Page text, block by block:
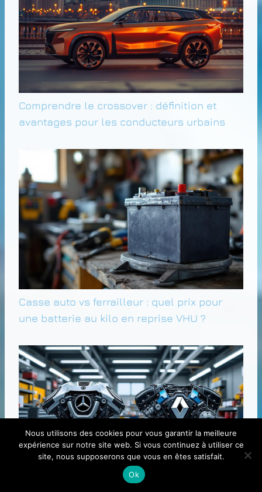
Comprendre le crossover : définition et
avantages pour les conducteurs urbains
Casse auto vs ferrailleur : quel prix pour
une batterie au kilo en reprise VHU ?
Mercedes et Renault : Analyse des moteurs
Nous utilisons des cookies pour vous garantir la meilleure
expérience sur notre site web. Si vous continuez à utiliser ce
site, nous supposerons que vous en êtes satisfait.
Ok